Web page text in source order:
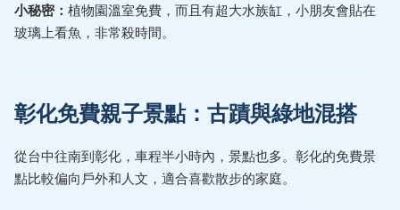
小秘密： 植物園溫室免費，而且有超大水族缸，小朋友會貼在
玻璃上看魚，非常殺時間。
彰化免費親子景點：古蹟與綠地混搭
從台中往南到彰化，車程半小時內，景點也多。彰化的免費景
點比較偏向戶外和人文，適合喜歡散步的家庭。